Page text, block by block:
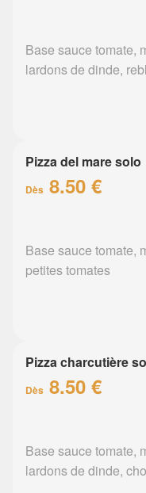
Base sauce tomate,
lardons de dinde,
Pizza del mare solo
Dès 8.50 €
Base sauce tomate,
petites tomates
Pizza charcutière
Dès 8.50 €
Base sauce tomate,
lardons de dinde,